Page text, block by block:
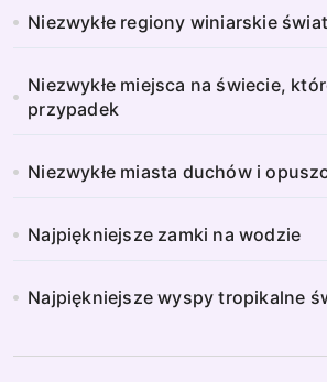
Niezwykłe regiony winiarskie
Niezwykłe miejsca na świecie,
przypadek
Niezwykłe miasta duchów i
Najpiękniejsze zamki na wodzie
Najpiękniejsze wyspy tropikalne